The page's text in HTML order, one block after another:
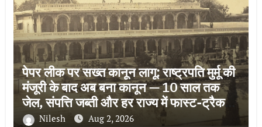
पेपर लीक पर सख्त कानून लागू: राष्ट्रपति मुर्मू की
मंजूरी के बाद अब बना कानून — 10 साल तक
जेल, संपत्ति जब्ती और हर राज्य में फास्ट-ट्रैक
कोर्टNilesh Aug 2, 2026